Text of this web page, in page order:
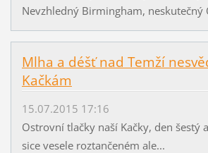
Nevzhledný Birmingham, neskutečný
Mlha a déšť nad Temží
Kačkám
15.07.2015 17:16
Ostrovní tlačky naší Kačky, den šestý
sice vesele roztančeném ale...